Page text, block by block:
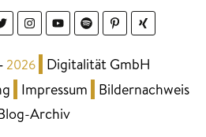
2026
Digitalität GmbH
Impressum
Bildernachweis
Archiv